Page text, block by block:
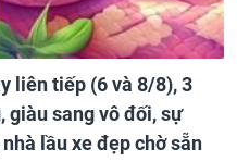
liên tiếp (6 và 8/8), 3
giàu sang vô đối, sự
lầu xe đẹp chờ sẵn